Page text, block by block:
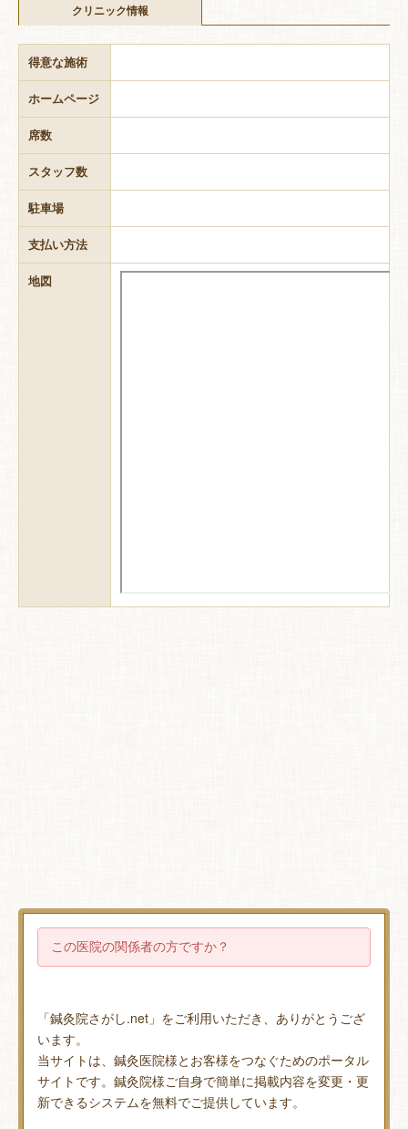
クリニック情報
得意な施術
ホームページ
席数
スタッフ数
駐車場
支払い方法
地図
この医院の関係者の方ですか？
「鍼灸院さがし.net」をご利用いただき、ありがとうござ
います。
当サイトは、鍼灸医院様とお客様をつなぐためのポータル
サイトです。鍼灸院様ご自身で簡単に掲載内容を変更・更
新できるシステムを無料でご提供しています。